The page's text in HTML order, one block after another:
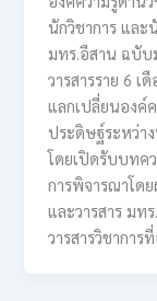
นักวิชาการ และ
มทร.อีสาน ฉบับ
วารสารราย 6 เ
แลกเปลี่ยนองค์
ประดิษฐ์ระหว่า
โดยเปิดรับบทค
การพิจารณาโด
และวารสาร ม
วารสารวิชาการ